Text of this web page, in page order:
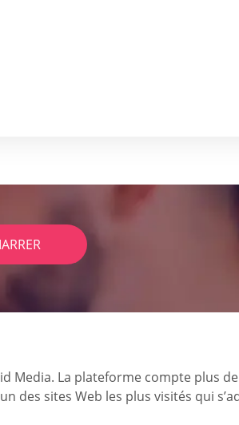
Media. La plateforme compte plus
des sites Web les plus visités qui